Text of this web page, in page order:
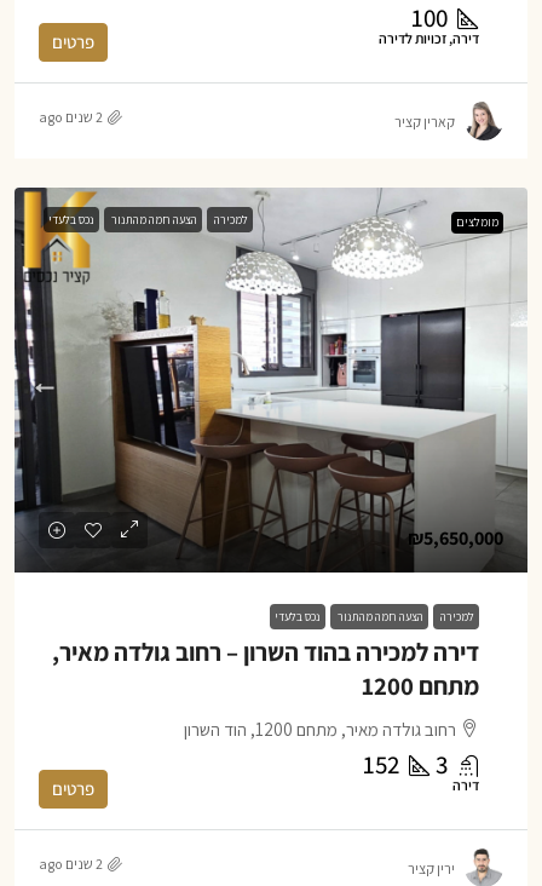
100
דירה, זכויות לדירה פרטים
קארין קציר 2 שנים ago
מומלצים למכירה הצעה חמה מהתנור נכס בלעדי
₪5,650,000
למכירה הצעה חמה מהתנור נכס בלעדי
דירה למכירה בהוד השרון – רחוב גולדה מאיר,
מתחם 1200
רחוב גולדה מאיר, מתחם 1200, הוד השרון
3
152
דירה פרטים
ירין קציר 2 שנים ago